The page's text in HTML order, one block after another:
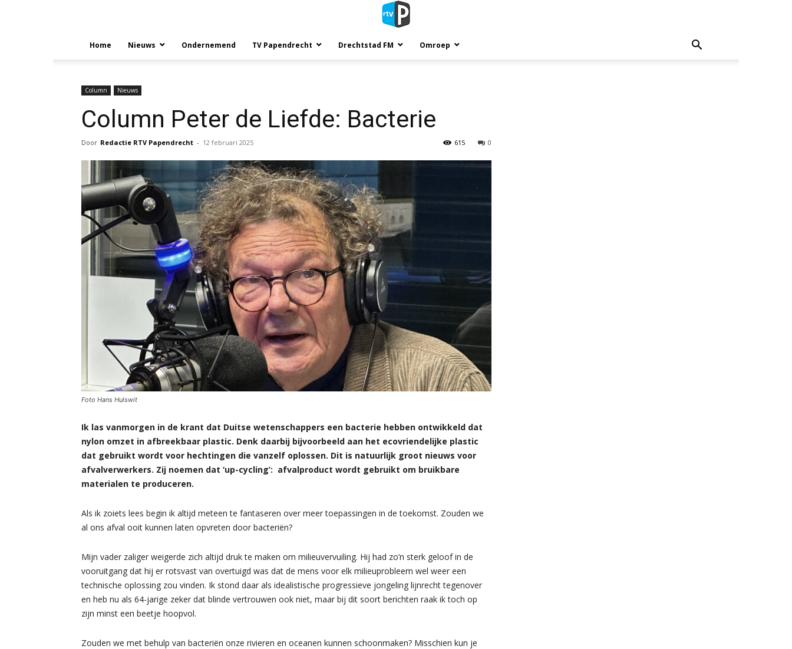
Home Nieuws Ondernemend TV Papendrecht Drechtstad FM Omroep
Column Nieuws
Column Peter de Liefde: Bacterie
Door Redactie RTV Papendrecht - 12 februari 2025 0
615
Foto Hans Hulswit
Ik las vanmorgen in de krant dat Duitse wetenschappers een bacterie hebben ontwikkeld dat
nylon omzet in afbreekbaar plastic. Denk daarbij bijvoorbeeld aan het ecovriendelijke plastic
dat gebruikt wordt voor hechtingen die vanzelf oplossen. Dit is natuurlijk groot nieuws voor
afvalverwerkers. Zij noemen dat ‘up-cycling’: afvalproduct wordt gebruikt om bruikbare
materialen te produceren.
Als ik zoiets lees begin ik altijd meteen te fantaseren over meer toepassingen in de toekomst. Zouden we
al ons afval ooit kunnen laten opvreten door bacteriën?
Mijn vader zaliger weigerde zich altijd druk te maken om milieuvervuiling. Hij had zo’n sterk geloof in de
vooruitgang dat hij er rotsvast van overtuigd was dat de mens voor elk milieuprobleem wel weer een
technische oplossing zou vinden. Ik stond daar als idealistische progressieve jongeling lijnrecht tegenover
en heb nu als 64-jarige zeker dat blinde vertrouwen ook niet, maar bij dit soort berichten raak ik toch op
zijn minst een beetje hoopvol.
Zouden we met behulp van bacteriën onze rivieren en oceanen kunnen schoonmaken? Misschien kun je